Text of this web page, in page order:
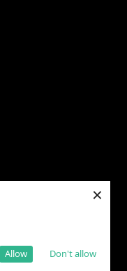
Don't allow
Allow
×